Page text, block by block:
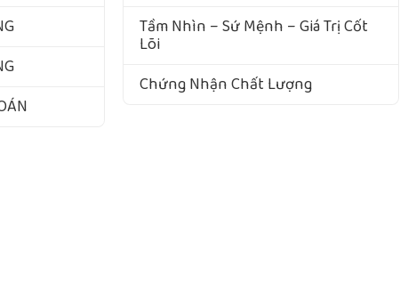
Tầm Nhìn – Sứ Mệnh – Giá Trị Cốt
Lõi
Chứng Nhận Chất Lượng